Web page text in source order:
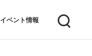
イベント情報 Search